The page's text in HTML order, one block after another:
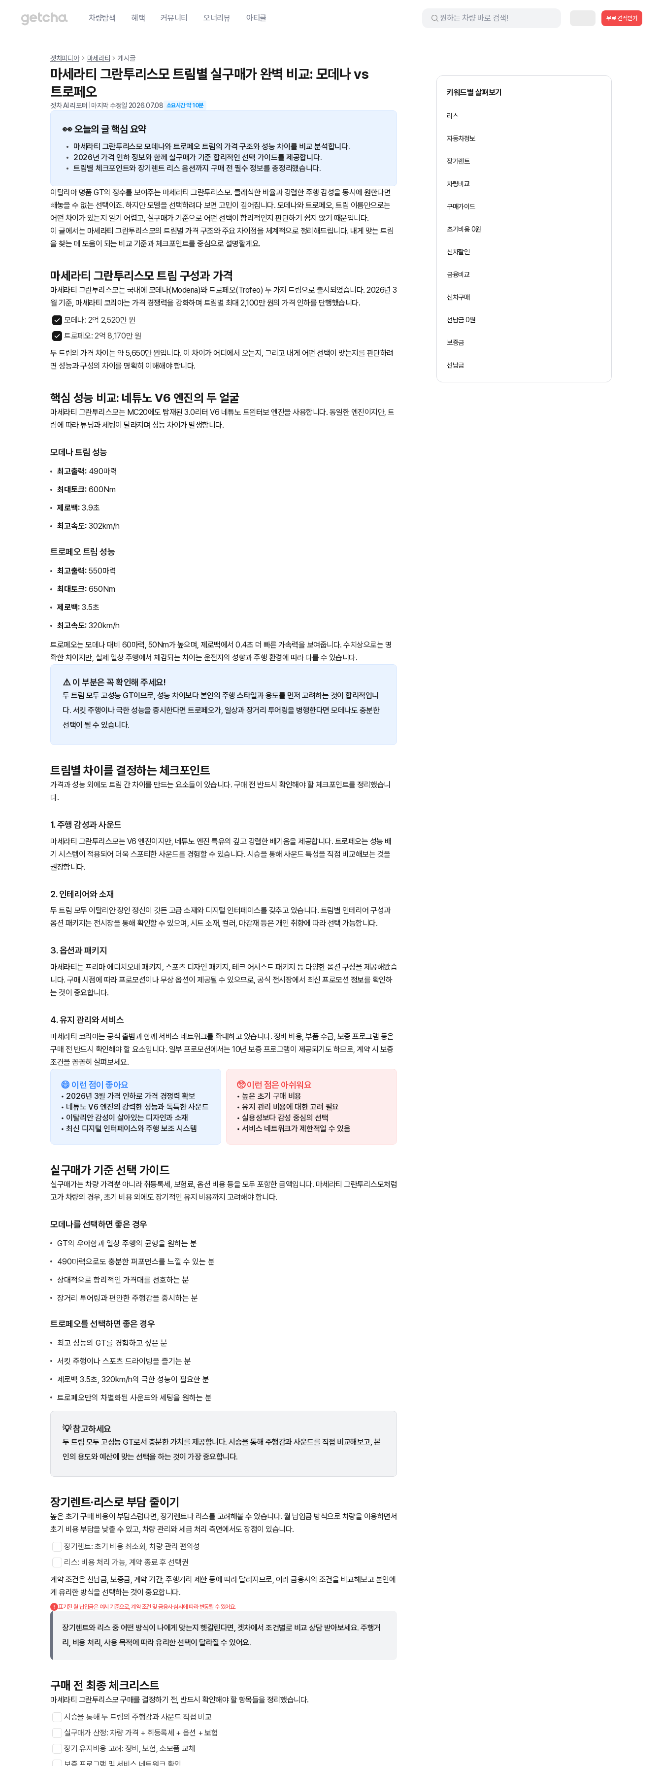
차량탐색 혜택 커뮤니티 오너리뷰 아티클 무료 견적받기
겟차피디아 마세라티 게시글
마세라티 그란투리스모 트림별 실구매가 완벽 비교: 모데나 vs
트로페오
겟차 AI 리포터 마지막 수정일 2026.07.08 소요시간 약10분
👀 오늘의 글 핵심 요약
마세라티 그란투리스모 모데나와 트로페오 트림의 가격 구조와 성능 차이를 비교 분석합니다.
2026년 가격 인하 정보와 함께 실구매가 기준 합리적인 선택 가이드를 제공합니다.
트림별 체크포인트와 장기렌트 리스 옵션까지 구매 전 필수 정보를 총정리했습니다.
이탈리아 명품 GT의 정수를 보여주는 마세라티 그란투리스모. 클래식한 비율과 강렬한 주행 감성을 동시에 원한다면
빼놓을 수 없는 선택이죠. 하지만 모델을 선택하려다 보면 고민이 깊어집니다. 모데나와 트로페오, 트림 이름만으로는
어떤 차이가 있는지 알기 어렵고, 실구매가 기준으로 어떤 선택이 합리적인지 판단하기 쉽지 않기 때문입니다.
이 글에서는 마세라티 그란투리스모의 트림별 가격 구조와 주요 차이점을 체계적으로 정리해드립니다. 내게 맞는 트림
을 찾는 데 도움이 되는 비교 기준과 체크포인트를 중심으로 설명할게요.
마세라티 그란투리스모 트림 구성과 가격
마세라티 그란투리스모는 국내에 모데나(Modena)와 트로페오(Trofeo) 두 가지 트림으로 출시되었습니다. 2026년 3
월 기준, 마세라티 코리아는 가격 경쟁력을 강화하며 트림별 최대 2,100만 원의 가격 인하를 단행했습니다.
모데나: 2억 2,520만 원
트로페오: 2억 8,170만 원
두 트림의 가격 차이는 약 5,650만 원입니다. 이 차이가 어디에서 오는지, 그리고 내게 어떤 선택이 맞는지를 판단하려
면 성능과 구성의 차이를 명확히 이해해야 합니다.
핵심 성능 비교: 네튜노 V6 엔진의 두 얼굴
마세라티 그란투리스모는 MC20에도 탑재된 3.0리터 V6 네튜노 트윈터보 엔진을 사용합니다. 동일한 엔진이지만, 트
림에 따라 튜닝과 세팅이 달라지며 성능 차이가 발생합니다.
모데나 트림 성능
최고출력: 490마력
최대토크: 600Nm
제로백: 3.9초
최고속도: 302km/h
트로페오 트림 성능
최고출력: 550마력
최대토크: 650Nm
제로백: 3.5초
최고속도: 320km/h
트로페오는 모데나 대비 60마력, 50Nm가 높으며, 제로백에서 0.4초 더 빠른 가속력을 보여줍니다. 수치상으로는 명
확한 차이지만, 실제 일상 주행에서 체감되는 차이는 운전자의 성향과 주행 환경에 따라 다를 수 있습니다.
⚠️ 이 부분은 꼭 확인해 주세요!
두 트림 모두 고성능 GT이므로, 성능 차이보다 본인의 주행 스타일과 용도를 먼저 고려하는 것이 합리적입니
다. 서킷 주행이나 극한 성능을 중시한다면 트로페오가, 일상과 장거리 투어링을 병행한다면 모데나도 충분한
선택이 될 수 있습니다.
트림별 차이를 결정하는 체크포인트
가격과 성능 외에도 트림 간 차이를 만드는 요소들이 있습니다. 구매 전 반드시 확인해야 할 체크포인트를 정리했습니
다.
1. 주행 감성과 사운드
마세라티 그란투리스모는 V6 엔진이지만, 네튜노 엔진 특유의 깊고 강렬한 배기음을 제공합니다. 트로페오는 성능 배
기 시스템이 적용되어 더욱 스포티한 사운드를 경험할 수 있습니다. 시승을 통해 사운드 특성을 직접 비교해보는 것을
권장합니다.
2. 인테리어와 소재
두 트림 모두 이탈리안 장인 정신이 깃든 고급 소재와 디지털 인터페이스를 갖추고 있습니다. 트림별 인테리어 구성과
옵션 패키지는 전시장을 통해 확인할 수 있으며, 시트 소재, 컬러, 마감재 등은 개인 취향에 따라 선택 가능합니다.
3. 옵션과 패키지
마세라티는 프리마 에디치오네 패키지, 스포츠 디자인 패키지, 테크 어시스트 패키지 등 다양한 옵션 구성을 제공해왔습
니다. 구매 시점에 따라 프로모션이나 무상 옵션이 제공될 수 있으므로, 공식 전시장에서 최신 프로모션 정보를 확인하
는 것이 중요합니다.
4. 유지 관리와 서비스
마세라티 코리아는 공식 출범과 함께 서비스 네트워크를 확대하고 있습니다. 정비 비용, 부품 수급, 보증 프로그램 등은
구매 전 반드시 확인해야 할 요소입니다. 일부 프로모션에서는 10년 보증 프로그램이 제공되기도 하므로, 계약 시 보증
조건을 꼼꼼히 살펴보세요.
😄 이런 점이 좋아요
• 2026년 3월 가격 인하로 가격 경쟁력 확보
• 네튜노 V6 엔진의 강력한 성능과 독특한 사운드
• 이탈리안 감성이 살아있는 디자인과 소재
• 최신 디지털 인터페이스와 주행 보조 시스템
🥺 이런 점은 아쉬워요
• 높은 초기 구매 비용
• 유지 관리 비용에 대한 고려 필요
• 실용성보다 감성 중심의 선택
• 서비스 네트워크가 제한적일 수 있음
실구매가 기준 선택 가이드
실구매가는 차량 가격뿐 아니라 취등록세, 보험료, 옵션 비용 등을 모두 포함한 금액입니다. 마세라티 그란투리스모처럼
고가 차량의 경우, 초기 비용 외에도 장기적인 유지 비용까지 고려해야 합니다.
모데나를 선택하면 좋은 경우
GT의 우아함과 일상 주행의 균형을 원하는 분
490마력으로도 충분한 퍼포먼스를 느낄 수 있는 분
상대적으로 합리적인 가격대를 선호하는 분
장거리 투어링과 편안한 주행감을 중시하는 분
트로페오를 선택하면 좋은 경우
최고 성능의 GT를 경험하고 싶은 분
서킷 주행이나 스포츠 드라이빙을 즐기는 분
제로백 3.5초, 320km/h의 극한 성능이 필요한 분
트로페오만의 차별화된 사운드와 세팅을 원하는 분
💡 참고하세요
두 트림 모두 고성능 GT로서 충분한 가치를 제공합니다. 시승을 통해 주행감과 사운드를 직접 비교해보고, 본
인의 용도와 예산에 맞는 선택을 하는 것이 가장 중요합니다.
장기렌트·리스로 부담 줄이기
높은 초기 구매 비용이 부담스럽다면, 장기렌트나 리스를 고려해볼 수 있습니다. 월 납입금 방식으로 차량을 이용하면서
초기 비용 부담을 낮출 수 있고, 차량 관리와 세금 처리 측면에서도 장점이 있습니다.
장기렌트: 초기 비용 최소화, 차량 관리 편의성
리스: 비용 처리 가능, 계약 종료 후 선택권
계약 조건은 선납금, 보증금, 계약 기간, 주행거리 제한 등에 따라 달라지므로, 여러 금융사의 조건을 비교해보고 본인에
게 유리한 방식을 선택하는 것이 중요합니다.
표기된 월 납입금은 예시 기준으로, 계약 조건 및 금융사 심사에 따라 변동될 수 있어요.
장기렌트와 리스 중 어떤 방식이 나에게 맞는지 헷갈린다면, 겟차에서 조건별로 비교 상담 받아보세요. 주행거
리, 비용 처리, 사용 목적에 따라 유리한 선택이 달라질 수 있어요.
구매 전 최종 체크리스트
마세라티 그란투리스모 구매를 결정하기 전, 반드시 확인해야 할 항목들을 정리했습니다.
시승을 통해 두 트림의 주행감과 사운드 직접 비교
실구매가 산정: 차량 가격 + 취등록세 + 옵션 + 보험
장기 유지비용 고려: 정비, 보험, 소모품 교체
보증 프로그램 및 서비스 네트워크 확인
키워드별 살펴보기
리스
자동차정보
장기렌트
차량비교
구매가이드
초기비용 0원
신차할인
금융비교
신차구매
선납금 0원
보증금
선납금